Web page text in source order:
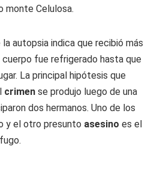
monte Celulosa.
autopsia indica que recibió más
cuerpo fue refrigerado hasta que
La principal hipótesis que
crimen se produjo luego de una
dos hermanos. Uno de los
y el otro presunto asesino es el